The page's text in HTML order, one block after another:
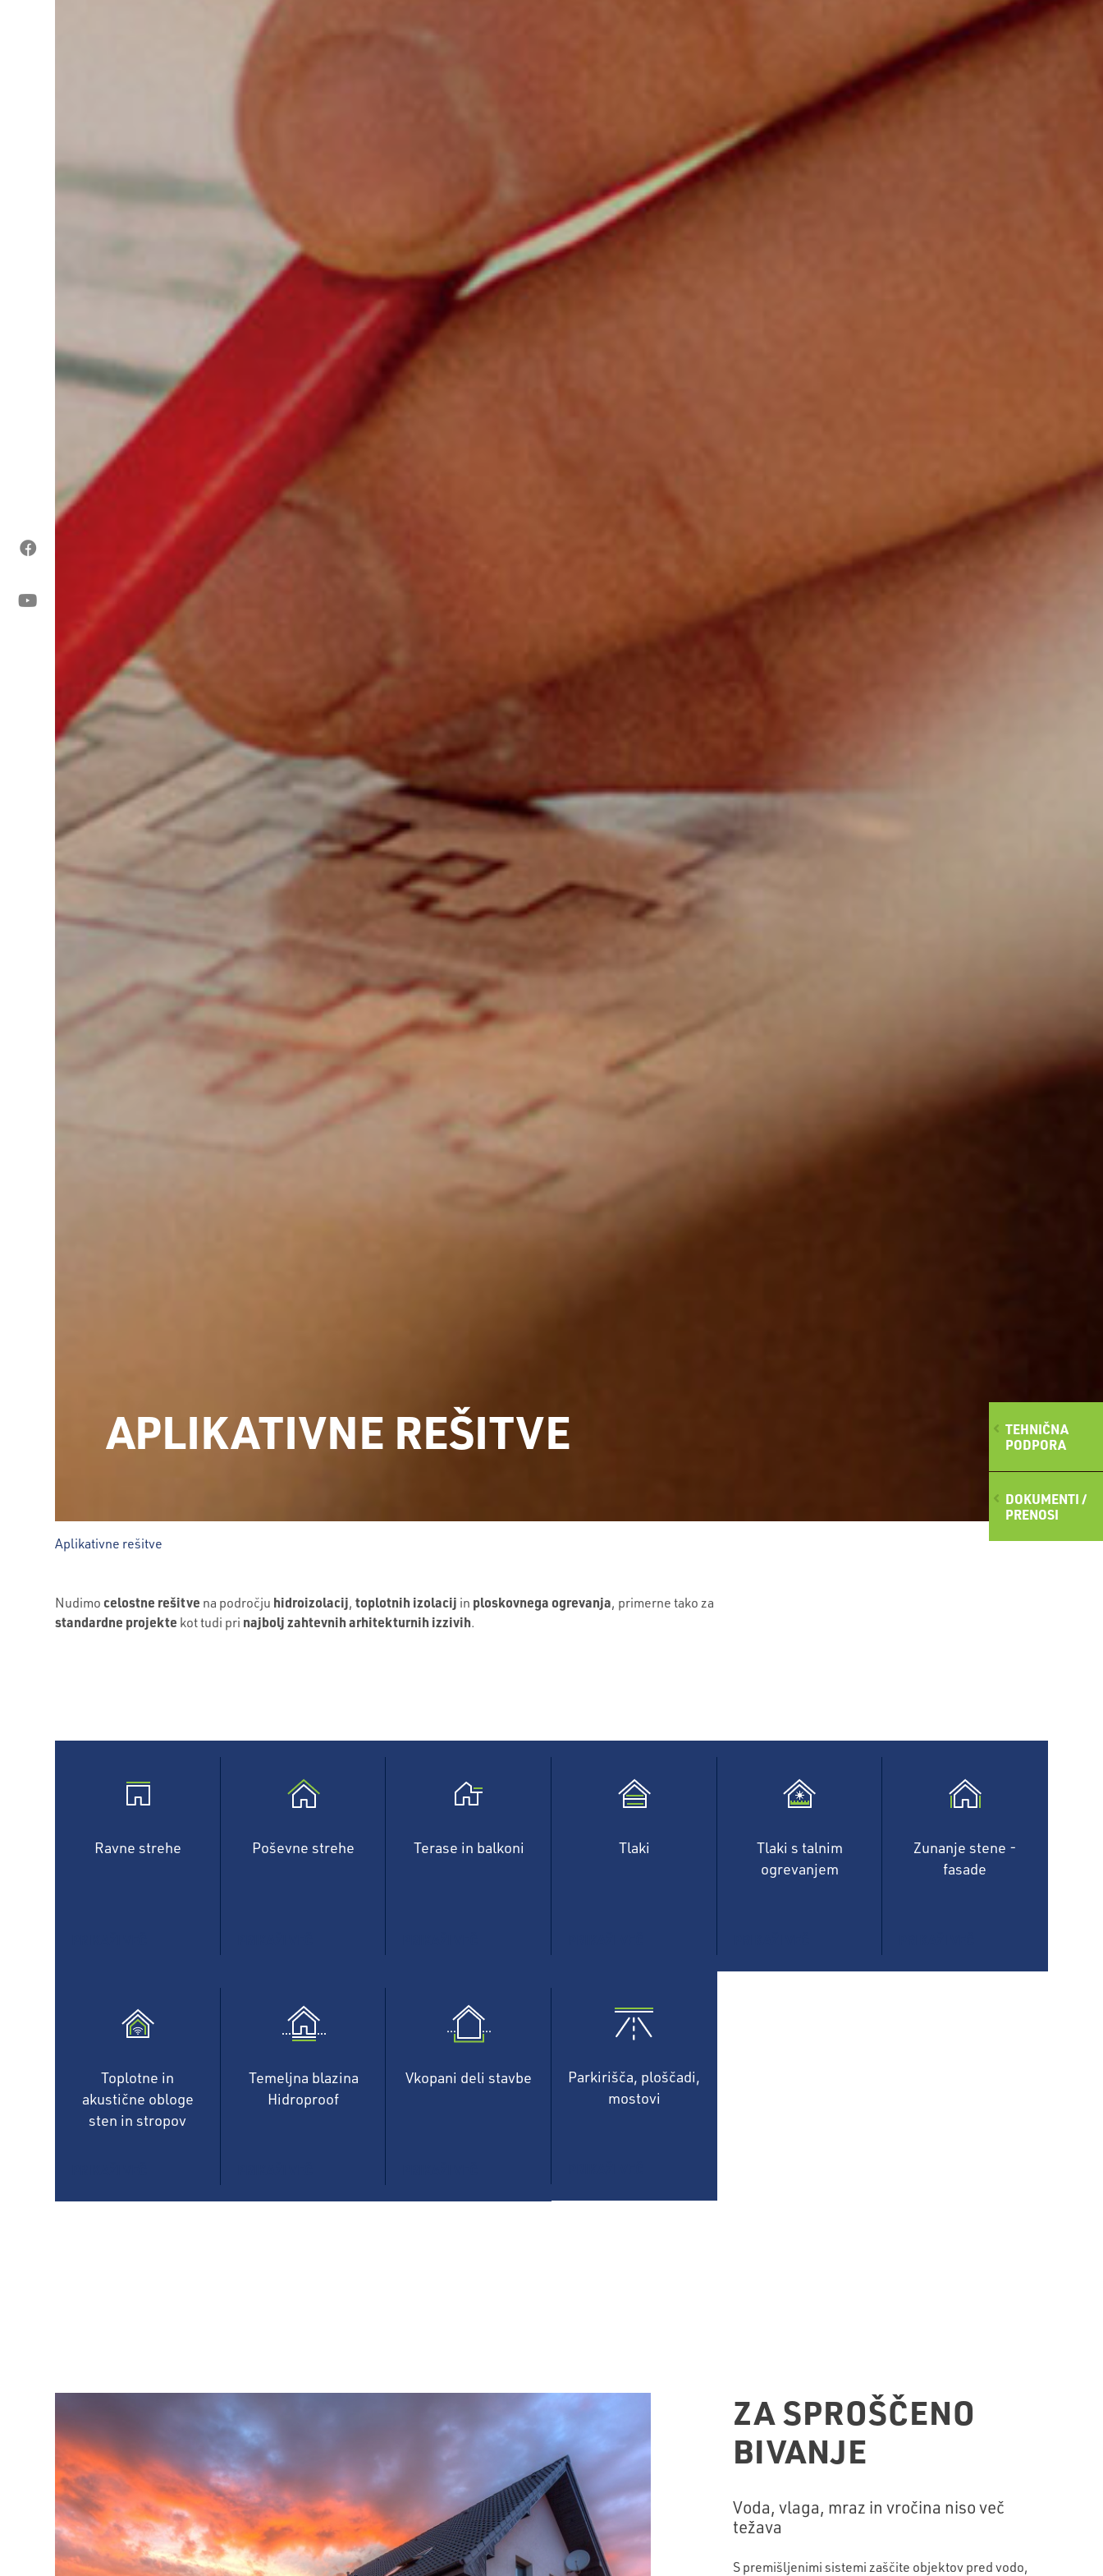
TEHNIČNA
PODPORA
DOKUMENTI /
PRENOSI
APLIKATIVNE REŠITVE
Aplikativne rešitve
Nudimocelostne rešitve na področju hidroizolacij, toplotnih izolacij in ploskovnega ogrevanja, primerne tako za
standardne projekte kot tudi pri najbolj zahtevnih arhitekturnih izzivih.
Ravne strehe Poševne strehe Terase in balkoni Tlaki
Tlaki s talnim
ogrevanjem
Zunanje stene -
fasade
Toplotne in
akustične obloge
sten in stropov
Temeljna blazina
Hidroproof
Vkopani deli stavbe
Parkirišča, ploščadi,
mostovi
ZA SPROŠČENO
BIVANJE
Voda, vlaga, mraz in vročina niso več
težava
S premišljenimi sistemi zaščite objektov pred vodo,